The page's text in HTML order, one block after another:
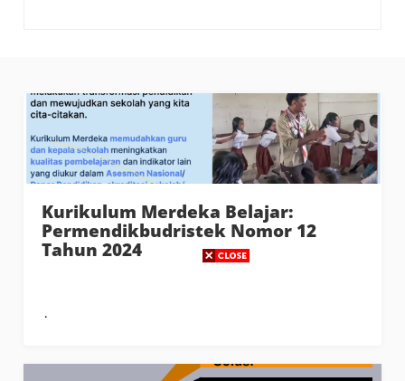
Kurikulum Merdeka Belajar:
Permendikbudristek Nomor 12
Tahun 2024